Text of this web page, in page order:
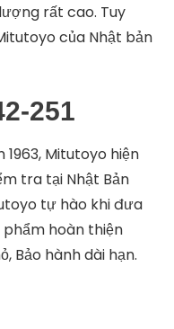
rất cao. Tuy
của Nhật bản
251
Mitutoyo hiện
tra tại Nhật Bản
tự hào khi đưa
hoàn thiện
Bảo hành dài hạn.